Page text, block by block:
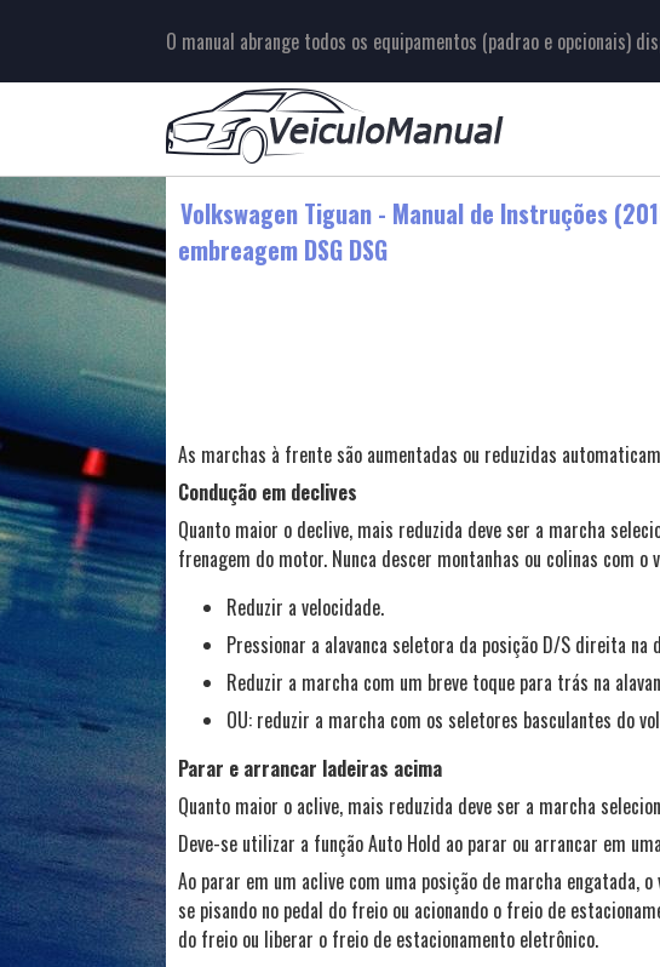
O manual abrange todos os equipamentos (padrao e opcionais)
Volkswagen Tiguan - Manual de Instruções
embreagem DSG DSG
As marchas à frente são aumentadas ou reduzidas
Condução em declives
Quanto maior o declive, mais reduzida deve ser a marcha
frenagem do motor. Nunca descer montanhas ou colinas com o
Reduzir a velocidade.
Pressionar a alavanca seletora da posição D/S direita
Reduzir a marcha com um breve toque para trás na
OU: reduzir a marcha com os seletores basculantes do
Parar e arrancar ladeiras acima
Quanto maior o aclive, mais reduzida deve ser a marcha
Deve-se utilizar a função Auto Hold ao parar ou arrancar em
Ao parar em um aclive com uma posição de marcha engatada,
se pisando no pedal do freio ou acionando o freio de
do freio ou liberar o freio de estacionamento eletrônico.